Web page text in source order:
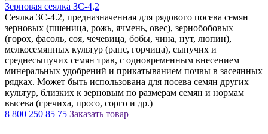
Зерновая сеялка ЗС-4,2
Сеялка ЗС-4.2, предназначенная для рядового посева семян
зерновых (пшеница, рожь, ячмень, овес), зернобобовых
(горох, фасоль, соя, чечевица, бобы, чина, нут, люпин),
мелкосемянных культур (рапс, горчица), сыпучих и
среднесыпучих семян трав, с одновременным внесением
минеральных удобрений и прикатыванием почвы в засеянных
рядках. Может быть использована для посева семян других
культур, близких к зерновым по размерам семян и нормам
высева (гречиха, просо, сорго и др.)
8 800 250 85 75 Заказать товар